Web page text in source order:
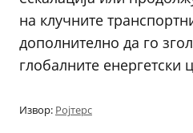
на клучните
дополнително да го
глобалните енергетски
Извор: Ројтерс